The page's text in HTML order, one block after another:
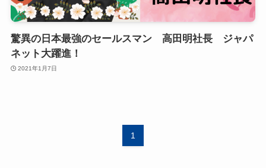
驚異の日本最強のセールスマン 高田明社長 ジャパ
ネット大躍進！
2021年1月7日
1